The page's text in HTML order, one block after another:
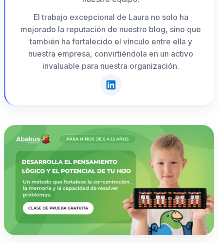
El trabajo excepcional de Laura no solo ha
mejorado la reputación de nuestro blog, sino que
también ha fortalecido el vínculo entre ella y
nuestra empresa, convirtiéndola en un activo
invaluable para nuestra organización.